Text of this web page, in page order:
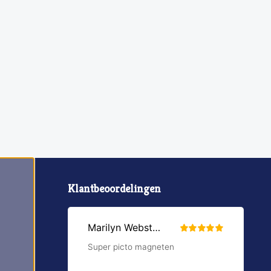
Klantbeoordelingen